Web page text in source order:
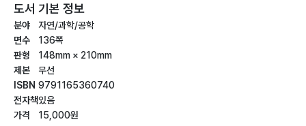
도서 기본 정보
분야
면수
판형
제본
ISBN
전자책
가격
자연/과학/공학
136쪽
148mm × 210mm
무선
9791165360740
있음
15,000원